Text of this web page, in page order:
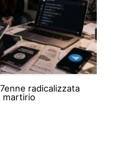
radicalizzata
martirio